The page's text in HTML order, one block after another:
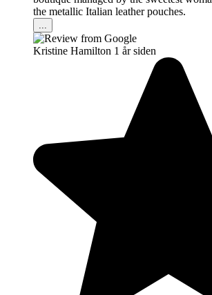
the metallic Italian leather pouches.
...
Kristine Hamilton 1 år siden